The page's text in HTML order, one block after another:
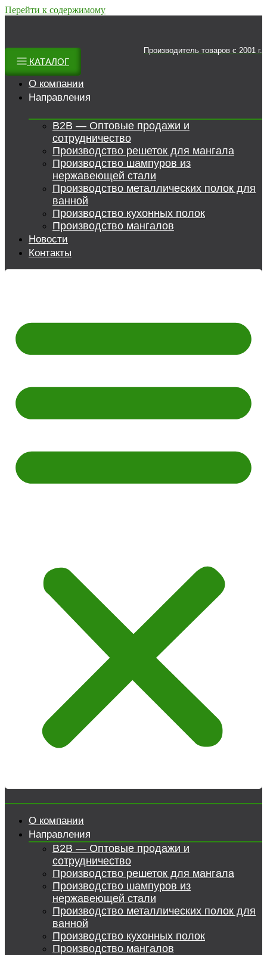
Перейти к содержимому
Производитель товаров c 2001 г.
КАТАЛОГ
О компании
Направления
B2B — Оптовые продажи и
сотрудничество
Производство решеток для мангала
Производство шампуров из
нержавеющей стали
Производство металлических полок для
ванной
Производство кухонных полок
Производство мангалов
Новости
Контакты
О компании
Направления
B2B — Оптовые продажи и
сотрудничество
Производство решеток для мангала
Производство шампуров из
нержавеющей стали
Производство металлических полок для
ванной
Производство кухонных полок
Производство мангалов